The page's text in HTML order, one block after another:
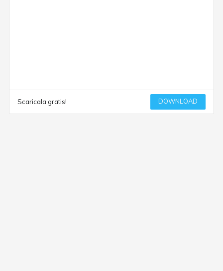
Scaricala gratis! DOWNLOAD